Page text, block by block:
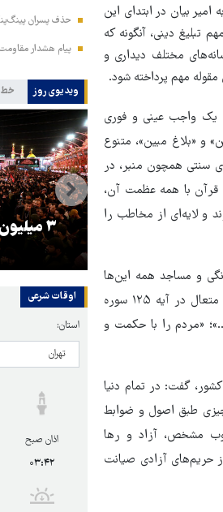
بیان در ابتدای این
تبلیغ دینی، آنگونه که
مختلف دیداری و
مهم پرداخته شود.
یک واجب عینی و فوری
و «بلاغ مبین»، متنوع
سنتی همچون منبر، در
قرآن با همه عظمت آن،
و لایه‌ای از مخاطب را
و مساجد همه این‌ها
ابزارهای مفید در راستای «جهاد تبیین» و «بلاغ مبین» هستند و نباید از آن‌ها غفلت کرد. خداوند متعال در آیه ۱۲۵ سوره
«مردم را با حکمت و
گفت: در تمام دنیا
طبق اصول و ضوابط
مشخص، آزاد و رها
حریم‌های آزادی صیانت
حذف پسران
پیام هشدار
ویدیوی روز خط
اقتدارگرایی و
۳
اوقات شرعی
استان:
اذان صبح
۰۳:۴۲